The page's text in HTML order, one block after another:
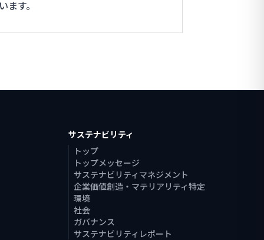
す。
サステナビリティ
トップ
トップメッセージ
サステナビリティマネジメント
企業価値創造・マテリアリティ特定
環境
社会
ガバナンス
サステナビリティレポート